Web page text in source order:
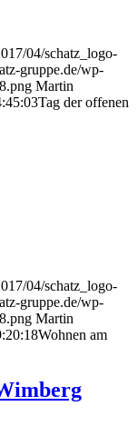
04/schatz_logo-
gruppe.de/wp-
Martin
Tag der offenen
04/schatz_logo-
gruppe.de/wp-
Martin
Wohnen am